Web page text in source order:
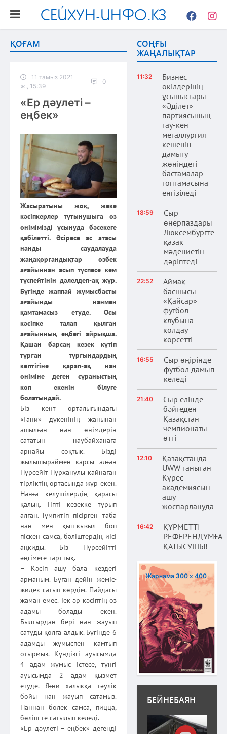
СЕЙХУН-ИНФО.КЗ
Facebook
ҚОҒАМ
11 тамыз 2021
ж., 15:39
0
«Ер дәулеті –
еңбек»
Жасыратыны жоқ, жеке
кәсіпкерлер тұтынушыға өз
өнімімізді ұсынуда бәсекеге
қабілетті. Әсіресе ас атасы
нанды саудалауда
жаңақорғандықтар өзбек
ағайыннан асып түспесе кем
түспейтінін дәлелдеп-ақ жүр.
Бүгінде жаппай жұмысбасты
ағайынды нанмен
қамтамасыз етуде. Осы
кәсіпке талап қылған
ағайынның еңбегі айрықша.
Қашан барсаң кезек күтіп
тұрған тұрғындардың
көптігіне қарап-ақ нан
өніміне деген сұраныстың
көп екенін білуге
болатындай.
Біз кент орталығындағы
«Ғани» дүкенінің жанынан
ашылған нан өнімдерін
сататын наубайханаға
арнайы соқтық. Бізді
жылышыраймен қарсы алған
Нұрсейіт Нұрханұлы қайнаған
тірліктің ортасында жүр екен.
Нанға келушілердің қарасы
қалың. Тіпті кезекке тұрып
алған. Гүмпитіп пісірген таба
нан мен қып-қызыл боп
піскен самса, бәліштердің иісі
аңқиды. Біз Нұрсейітті
әңгімеге тарттық.
– Кәсіп ашу бала кездегі
арманым. Бұған дейін жеміс-
жидек сатып көрдім. Пайдасы
жаман емес. Тек әр кәсіптің өз
адамы болады екен.
Былтырдан бері нан жауып
сатуды қолға алдық. Бүгінде 6
адамды жұмыспен қамтып
отырмыз. Күндізгі ауысымда
4 адам жұмыс істесе, түнгі
ауысымда 2 адам қызмет
етуде. Яғни халыққа тәулік
бойы нан жауып сатамыз.
Наннан бөлек самса, пицца,
бөліш те сатылып келеді.
«Ер дәулеті – еңбек» дегенді
СОҢҒЫ
ЖАҢАЛЫҚТАР
11:32
Бизнес
өкілдерінің
ұсыныстары
«Әділет»
партиясының
тау-кен
металлургия
кешенін
дамыту
жөніндегі
бастамалар
топтамасына
енгізіледі
18:59
Сыр
өнерпаздары
Люксембургте
қазақ
мәдениетін
дәріптеді
22:52
Аймақ
басшысы
«Қайсар»
футбол
клубына
қолдау
көрсетті
16:55
Сыр өңірінде
футбол дамып
келеді
21:40
Сыр елінде
бәйгеден
Қазақстан
чемпионаты
өтті
12:10
Қазақстанда
UWW таныған
Күрес
академиясын
ашу
жоспарлануда
16:42
ҚҰРМЕТТІ
РЕФЕРЕНДУМҒА
ҚАТЫСУШЫ!
Жарнама 300 х 400
БЕЙНЕБАЯН